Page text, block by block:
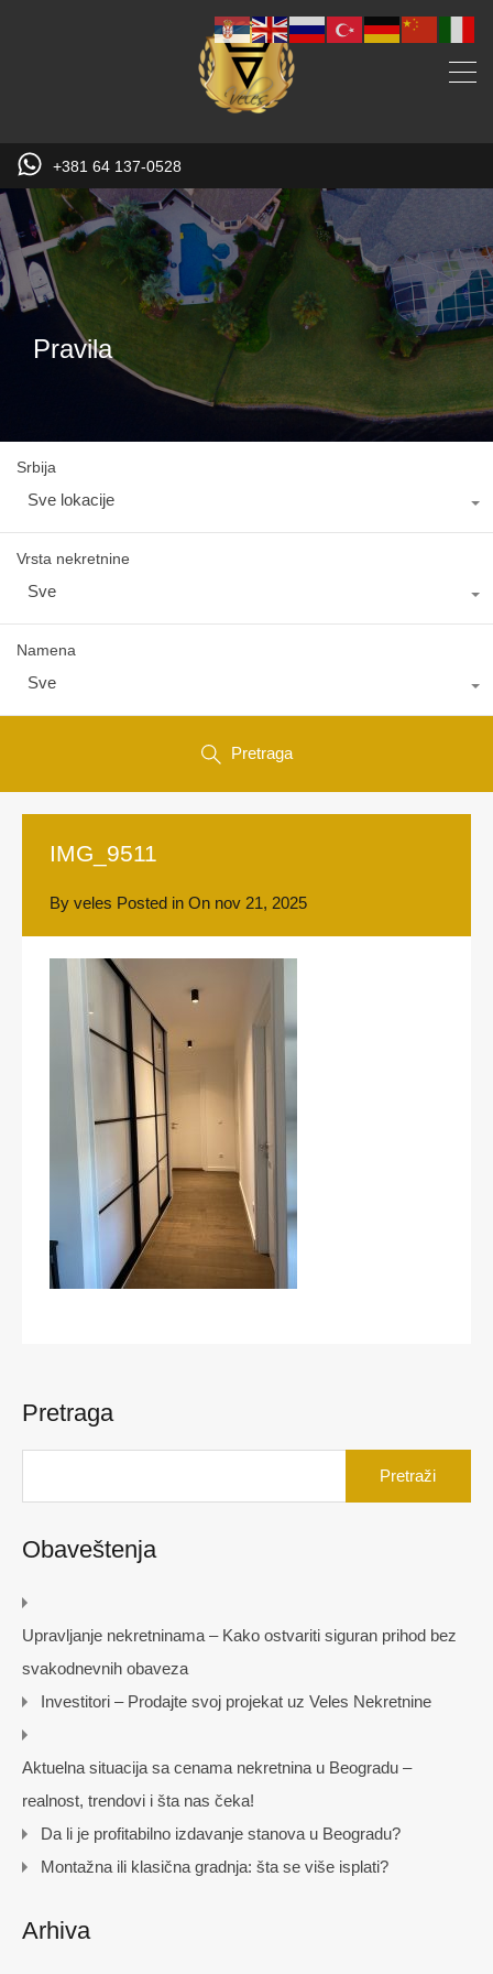
+381 64 137-0528
Pravila
Srbija
Sve lokacije
Vrsta nekretnine
Sve
Namena
Sve
Pretraga
IMG_9511
By veles Posted in On nov 21, 2025
Pretraga
Obaveštenja
Upravljanje nekretninama – Kako ostvariti siguran prihod bez
svakodnevnih obaveza
Investitori – Prodajte svoj projekat uz Veles Nekretnine
Aktuelna situacija sa cenama nekretnina u Beogradu –
realnost, trendovi i šta nas čeka!
Da li je profitabilno izdavanje stanova u Beogradu?
Montažna ili klasična gradnja: šta se više isplati?
Arhiva